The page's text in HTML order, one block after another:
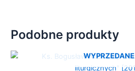
Podobne produkty
WYPRZEDANE